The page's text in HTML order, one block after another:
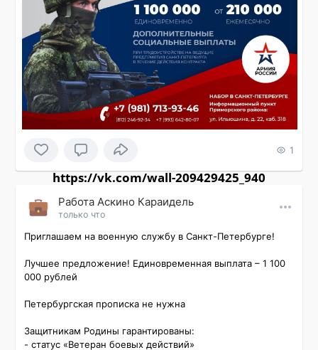
1
https://vk.com/wall-209429425_940
Работа Аскино Караидель
только что
Приглашаем на военную службу в Санкт-Петербурге!
Лучшее предложение! Единовременная выплата – 1 100
000 рублей
Петербургская прописка не нужна
Защитникам Родины гарантированы:
- статус «Ветеран боевых действий»